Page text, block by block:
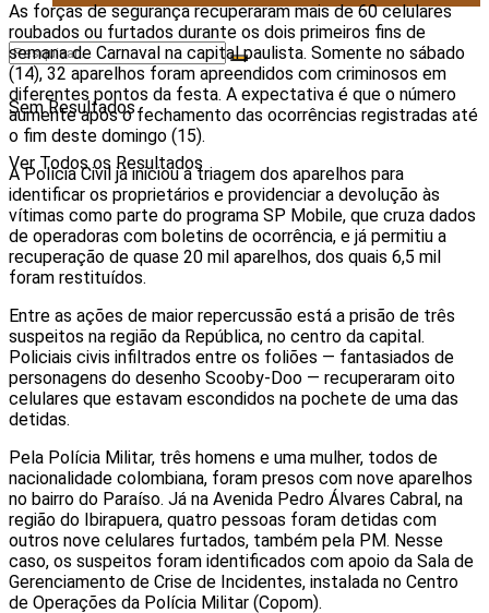
Sem Resultados
Ver Todos os Resultados
As forças de segurança recuperaram mais de 60 celulares
roubados ou furtados durante os dois primeiros fins de
semana de Carnaval na capital paulista. Somente no sábado
(14), 32 aparelhos foram apreendidos com criminosos em
diferentes pontos da festa. A expectativa é que o número
aumente após o fechamento das ocorrências registradas até
o fim deste domingo (15).
A Polícia Civil já iniciou a triagem dos aparelhos para
identificar os proprietários e providenciar a devolução às
vítimas como parte do programa SP Mobile, que cruza dados
de operadoras com boletins de ocorrência, e já permitiu a
recuperação de quase 20 mil aparelhos, dos quais 6,5 mil
foram restituídos.
Entre as ações de maior repercussão está a prisão de três
suspeitos na região da República, no centro da capital.
Policiais civis infiltrados entre os foliões — fantasiados de
personagens do desenho Scooby-Doo — recuperaram oito
celulares que estavam escondidos na pochete de uma das
detidas.
Pela Polícia Militar, três homens e uma mulher, todos de
nacionalidade colombiana, foram presos com nove aparelhos
no bairro do Paraíso. Já na Avenida Pedro Álvares Cabral, na
região do Ibirapuera, quatro pessoas foram detidas com
outros nove celulares furtados, também pela PM. Nesse
caso, os suspeitos foram identificados com apoio da Sala de
Gerenciamento de Crise de Incidentes, instalada no Centro
de Operações da Polícia Militar (Copom).